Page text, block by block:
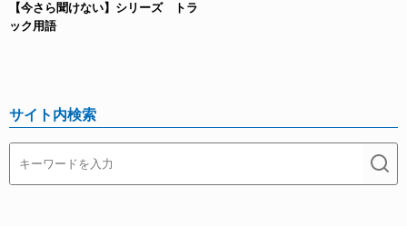
【今さら聞けない】シリーズ トラ
ック用語
サイト内検索